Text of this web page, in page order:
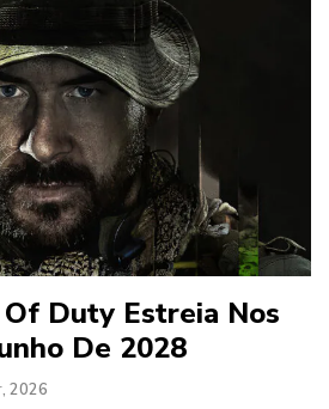
Duty Estreia Nos
De 2028
2026